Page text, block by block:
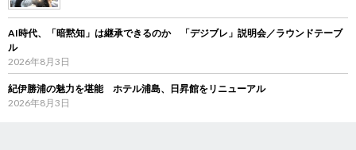
AI時代、「暗黙知」は継承できるのか 「デジブレ」説明会／ラウンドテーブ
ル
2026年8月3日
紀伊勝浦の魅力を堪能 ホテル浦島、日昇館をリニューアル
2026年8月3日